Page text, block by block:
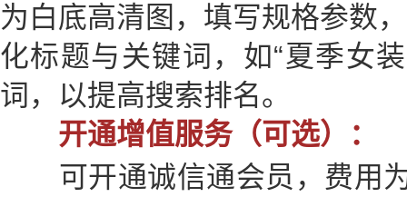
为白底高清图，填写规格参数
化标题与关键词，如“夏季女
词，以提高搜索排名。
开通增值服务（可选）：
可开通诚信通会员，费用